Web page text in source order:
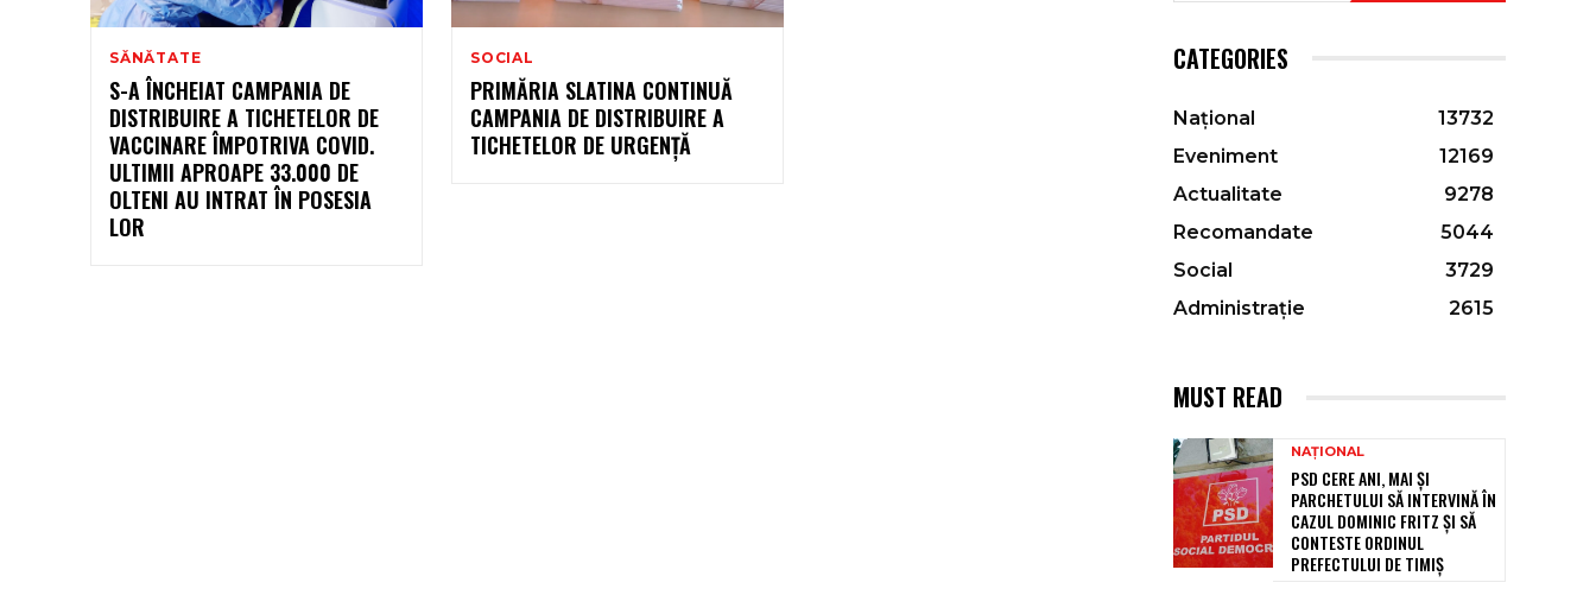
SĂNĂTATE
S-A ÎNCHEIAT CAMPANIA DE
DISTRIBUIRE A TICHETELOR DE
VACCINARE ÎMPOTRIVA COVID.
ULTIMII APROAPE 33.000 DE
OLTENI AU INTRAT ÎN POSESIA
LOR
SOCIAL
PRIMĂRIA SLATINA CONTINUĂ
CAMPANIA DE DISTRIBUIRE A
TICHETELOR DE URGENȚĂ
CATEGORIES
Național
13732
Eveniment
12169
Actualitate
9278
Recomandate
5044
Social
3729
Administrație
2615
MUST READ
NAȚIONAL
PSD CERE ANI, MAI ȘI
PARCHETULUI SĂ INTERVINĂ ÎN
CAZUL DOMINIC FRITZ ȘI SĂ
CONTESTE ORDINUL
PREFECTULUI DE TIMIȘ